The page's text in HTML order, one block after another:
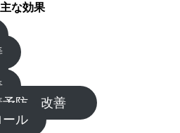
な効果
予防、改善
ール